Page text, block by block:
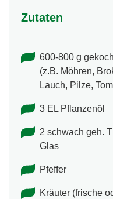
Zutaten
600-800 g
(z.B. Möhren,
Lauch, Pilze,
3 EL Pflanzenöl
2 schwach geh.
Glas
Pfeffer
Kräuter (frische